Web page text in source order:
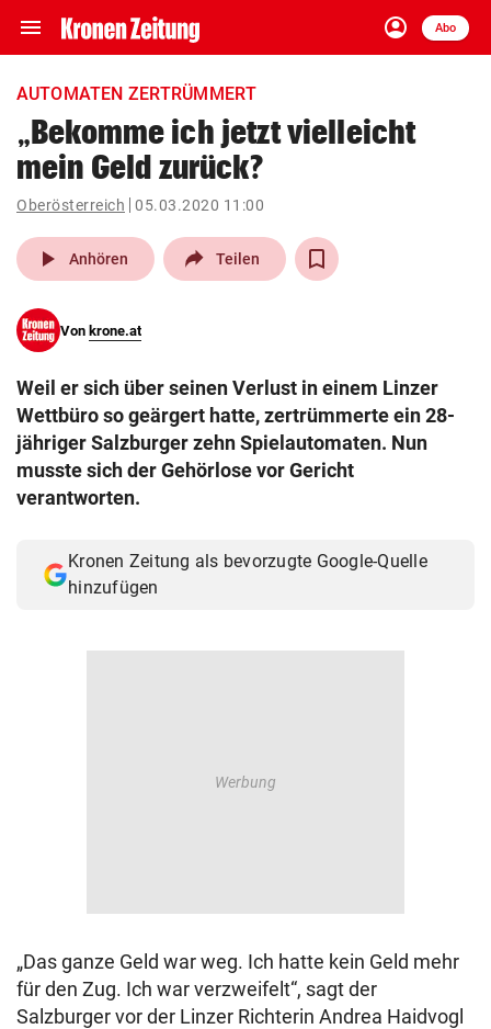
menu Navigation
ein-/ausklappen
account_circle
Anmelden
Abo
close Schließen
account_circle Anmelden
pin_drop
Wien arrow_right
search
eingeben
AUTOMATEN ZERTRÜMMERT
„Bekomme ich jetzt vielleicht
mein Geld zurück?
Oberösterreich 05.03.2020 11:00
play_arrow Anhören Teilen
Von krone.at
Weil er sich über seinen Verlust in einem Linzer
Wettbüro so geärgert hatte, zertrümmerte ein 28-
jähriger Salzburger zehn Spielautomaten. Nun
musste sich der Gehörlose vor Gericht
verantworten.
Kronen Zeitung als bevorzugte Google-Quelle
hinzufügen
„Das ganze Geld war weg. Ich hatte kein Geld mehr
für den Zug. Ich war verzweifelt“, sagt der
Salzburger vor der Linzer Richterin Andrea Haidvogl